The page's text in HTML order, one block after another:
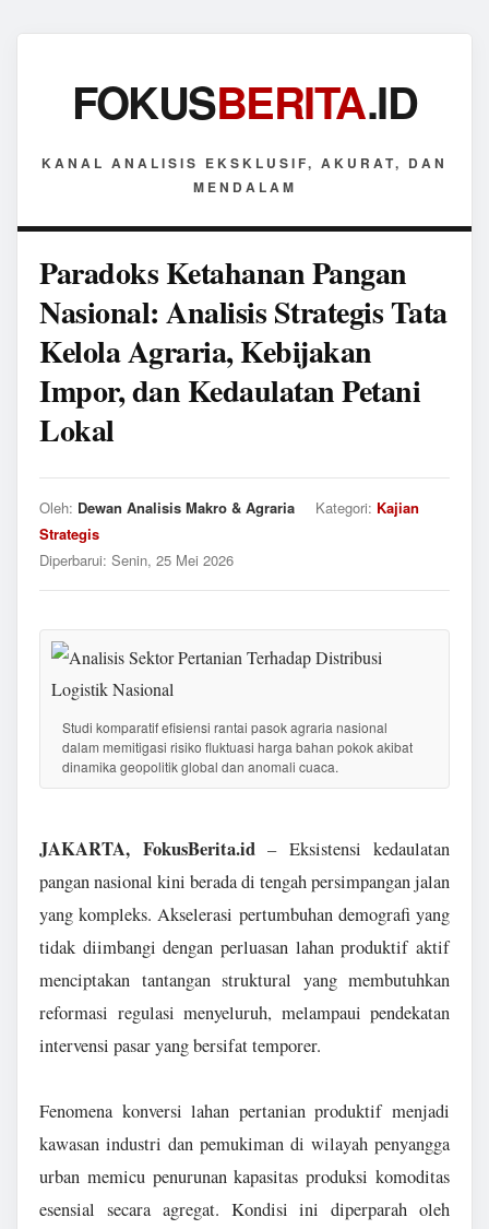
FOKUSBERITA.ID
KANAL ANALISIS EKSKLUSIF, AKURAT, DAN
MENDALAM
Paradoks Ketahanan Pangan
Nasional: Analisis Strategis Tata
Kelola Agraria, Kebijakan
Impor, dan Kedaulatan Petani
Lokal
Oleh: Dewan Analisis Makro & Agraria Kategori: Kajian
Strategis
Diperbarui: Senin, 25 Mei 2026
Studi komparatif efisiensi rantai pasok agraria nasional
dalam memitigasi risiko fluktuasi harga bahan pokok akibat
dinamika geopolitik global dan anomali cuaca.
JAKARTA, FokusBerita.id– Eksistensi kedaulatan
pangan nasional kini berada di tengah persimpangan jalan
yang kompleks. Akselerasi pertumbuhan demografi yang
tidak diimbangi dengan perluasan lahan produktif aktif
menciptakan tantangan struktural yang membutuhkan
reformasi regulasi menyeluruh, melampaui pendekatan
intervensi pasar yang bersifat temporer.
Fenomena konversi lahan pertanian produktif menjadi
kawasan industri dan pemukiman di wilayah penyangga
urban memicu penurunan kapasitas produksi komoditas
esensial secara agregat. Kondisi ini diperparah oleh